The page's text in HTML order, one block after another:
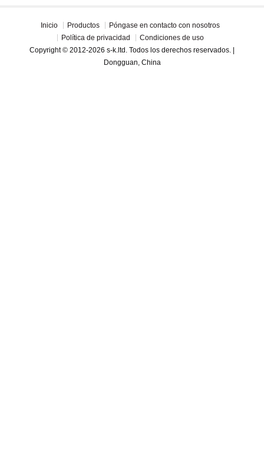
Inicio Productos
Póngase en contacto con nosotros
Política de privacidad
Condiciones de uso
Copyright © 2012-2026 s-k.ltd. Todos los derechos reservados. |
Dongguan, China